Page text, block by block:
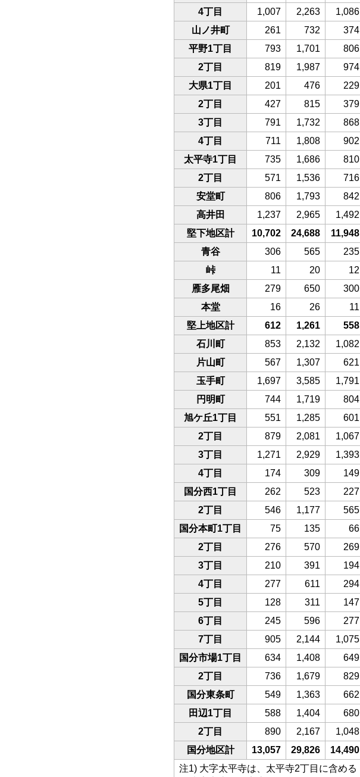
4丁目
1,007 2,263 1,086
山ノ井町
261 732 374
平野1丁目
793 1,701 806
2丁目
819 1,987 974
大県1丁目
201 476 229
2丁目
427 815 379
3丁目
791 1,732 868
4丁目
711 1,808 902
太平寺1丁目
735 1,686 810
2丁目
571 1,536 716
安堂町
806 1,793 842
高井田
1,237 2,965 1,492
堅下地区計
10,702 24,688 11,948
青谷
306 565 235
峠
11 20 12
雁多尾畑
279 650 300
本堂
16 26 11
堅上地区計
612 1,261 558
石川町
853 2,132 1,082
片山町
567 1,307 621
玉手町
1,697 3,585 1,791
円明町
744 1,719 804
旭ケ丘1丁目
551 1,285 601
2丁目
879 2,081 1,067
3丁目
1,271 2,929 1,393
4丁目
174 309 149
国分西1丁目
262 523 227
2丁目
546 1,177 565
国分本町1丁目
75 135 66
2丁目
276 570 269
3丁目
210 391 194
4丁目
277 611 294
5丁目
128 311 147
6丁目
245 596 277
7丁目
905 2,144 1,075
国分市場1丁目
634 1,408 649
2丁目
736 1,679 829
国分東条町
549 1,363 662
田辺1丁目
588 1,404 680
2丁目
890 2,167 1,048
国分地区計
13,057 29,826 14,490
注1) 大字太平寺は、太平寺2丁目に含める